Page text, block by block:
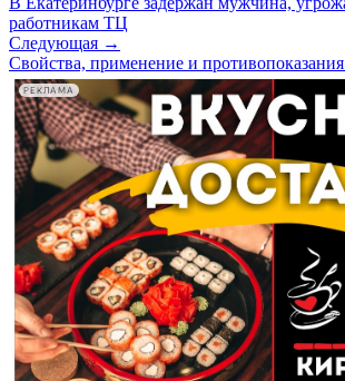
работникам ТЦ
Следующая →
Свойства, применение и
РЕКЛАМА